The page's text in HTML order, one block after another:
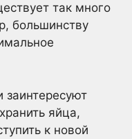
так много
большинству
заинтересуют
яйца,
к новой